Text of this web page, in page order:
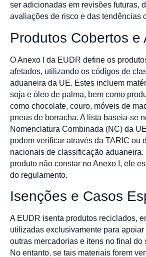
ser adicionadas em revisões futuras,
avaliações de risco e das tendências
Produtos Cobertos e
O Anexo I da EUDR define os
afetados, utilizando os códigos de
aduaneira da UE. Estes incluem
soja e óleo de palma, bem como
como chocolate, couro, móveis de
pneus de borracha. A lista baseia-se
Nomenclatura Combinada (NC) da
podem verificar através da TARIC ou
nacionais de classificação aduaneira.
produto não constar no Anexo I, ele
do regulamento.
Isenções e Casos
A EUDR isenta produtos reciclados,
utilizadas exclusivamente para apoiar
outras mercadorias e itens no final do
No entanto, se tais materiais forem